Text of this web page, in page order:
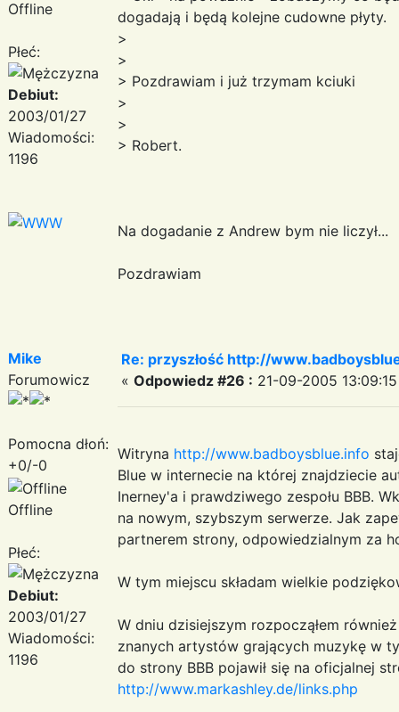
Offline
Płeć:
Debiut:
2003/01/27
Wiadomości:
1196
dogadają i będą kolejne cudowne płyty.
>
>
> Pozdrawiam i już trzymam kciuki
>
>
> Robert.
Na dogadanie z Andrew bym nie liczył...
Pozdrawiam
Mike
Forumowicz
Pomocna dłoń:
+0/-0
Offline
Płeć:
Debiut:
2003/01/27
Wiadomości:
1196
Re: przyszłość http://
« Odpowiedz #26 : 21-09-2005
Witryna http://www.badboysblue.info
Blue w internecie na której znajdziecie
Inerney'a i prawdziwego zespołu BBB.
na nowym, szybszym serwerze. Jak
partnerem strony, odpowiedzialnym za
W tym miejscu składam wielkie
W dniu dzisiejszym rozpocząłem
znanych artystów grających muzykę w
do strony BBB pojawił się na oficjalnej
http://www.markashley.de/links.php